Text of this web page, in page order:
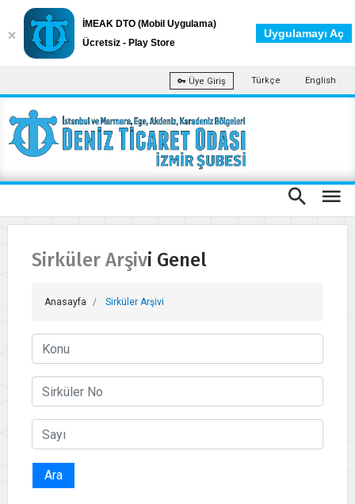
Üye Giriş Türkçe English
Sirküler Arşivi Genel
Anasayfa Sirküler Arşivi
Ara
İMEAK DTO (Mobil Uygulama)
Ücretsiz - Play Store
Uygulamayı Aç